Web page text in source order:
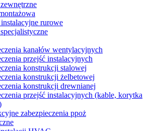
rurowe
kanałów wentylacyjnych
przejść instalacyjnych
konstrukcji stalowej
konstrukcji żelbetowej
konstrukcji drewnianej
przejść instalacyjnych (kable, korytka
zabezpieczenia ppoż